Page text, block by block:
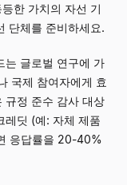
한 가치의 자선 기
단체를 준비하세요.
는 글로벌 연구에 가
국제 참여자에게 효
규정 준수 감사 대상
레딧 (예: 자체 제품
응답률을 20-40%